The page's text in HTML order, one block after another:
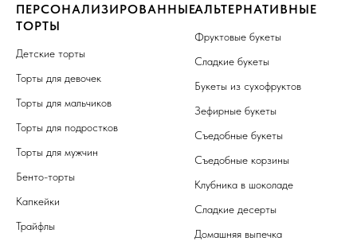
ПЕРСОНАЛИЗИРОВАННЫЕ
ТОРТЫ
Детские торты
Торты для девочек
Торты для мальчиков
Торты для подростков
Торты для мужчин
Бенто-торты
Капкейки
Трайфлы
АЛЬТЕРНАТИВНЫЕ
Фруктовые букеты
Сладкие букеты
Букеты из сухофруктов
Зефирные букеты
Съедобные букеты
Съедобные корзины
Клубника в шоколаде
Сладкие десерты
Домашняя выпечка